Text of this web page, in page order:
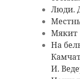
Люди.
Мякит
На
И.